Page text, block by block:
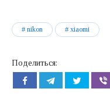
nikon xiaomi
Поделиться: